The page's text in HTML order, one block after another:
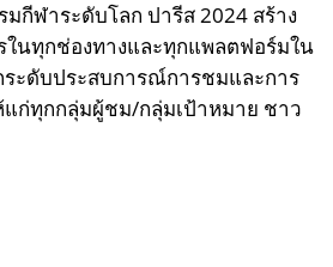
กีฬาระดับโลก ปารีส 2024 สร้าง
นทุกช่องทางและทุกแพลตฟอร์มใน
ระดับประสบการณ์การชมและการ
ก่ทุกกลุ่มผู้ชม/กลุ่มเป้าหมาย ชาว